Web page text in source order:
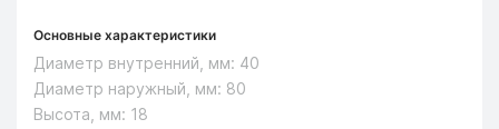
Основные характеристики
Диаметр внутренний, мм: 40
Диаметр наружный, мм: 80
Высота, мм: 18